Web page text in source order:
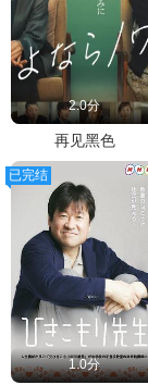
2.0分
再见黑色
已完结
1.0分